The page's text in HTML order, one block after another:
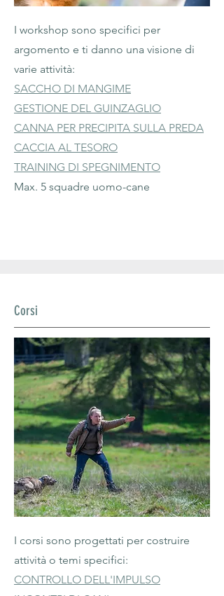
I workshop sono specifici per
argomento e ti danno una visione di
varie attività:
SACCHO DI MANGIME
GESTIONE DEL GUINZAGLIO
CANNA PER PRECIPITA SULLA PREDA
CACCIA AL TESORO
TRAINING DI SPEGNIMENTO
Max. 5 squadre uomo-cane
Corsi
I corsi sono progettati per costruire
attività o temi specifici:
CONTROLLO DELL'IMPULSO